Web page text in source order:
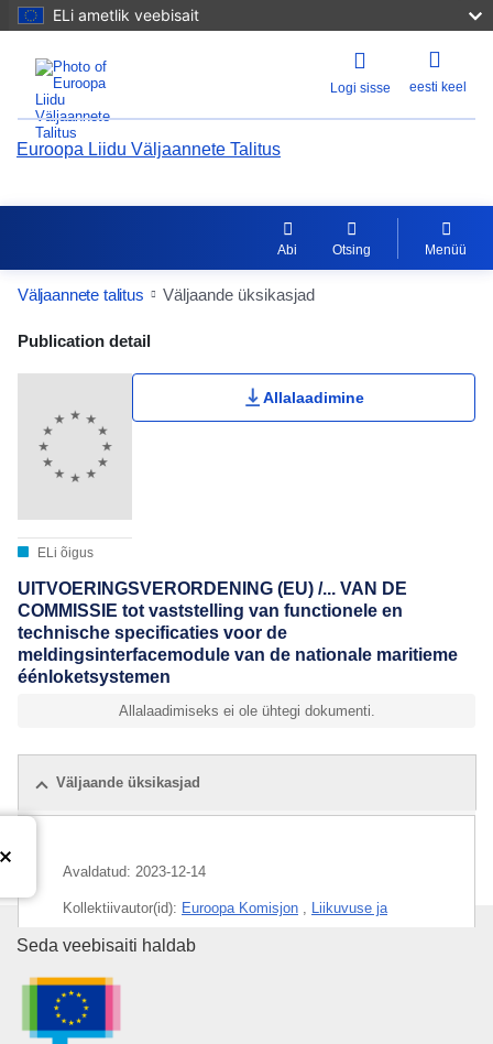
ELi ametlik veebisait
Logi sisse eesti keel
Euroopa Liidu Väljaannete Talitus
Abi Otsing Menüü
Väljaannete talitus Väljaande üksikasjad
Publication Detail Actions Portlet
Publication detail
ELi õigus
Allalaadimine
UITVOERINGSVERORDENING (EU) /... VAN DE
COMMISSIE tot vaststelling van functionele en
technische specificaties voor de
meldingsinterfacemodule van de nationale maritieme
éénloketsystemen
Allalaadimiseks ei ole ühtegi dokumenti.
Väljaande üksikasjad
Avaldatud: 2023-12-14
Kollektiivautor(id): Euroopa Komisjon
Liikuvuse ja
Euroopa Liidu Väljaannete
Seda veebisaiti haldab